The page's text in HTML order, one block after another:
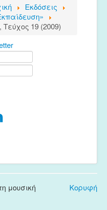
Εκδόσεις
19 (2009)
Κορυφή
μουσική